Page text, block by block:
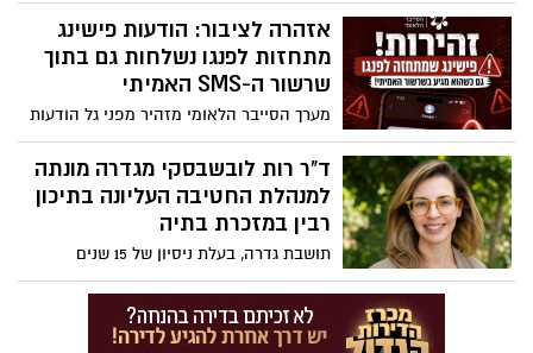
משלחת בינלאומית מיוחדת בהונגריה,
המשתתפת במחנה הקיץ של עמותת ראקוצי,
הפועלת בחסות ממשלת הונגריה
אזהרה לציבור: הודעות פישינג
מתחזות לפנגו נשלחות גם בתוך
שרשור ה-SMS האמיתי
מערך הסייבר הלאומי מזהיר מפני גל הודעות
הונאה מתוחכמות, שנשלחות לכאורה בשם
פנגו ומופיעות בתוך שרשור ההודעות האמיתי
של החברה. המטרה: לגרום למשתמשים
ללחוץ על קישור ולהעביר פרטים אישיים או
אמצעי תשלום
ד"ר רות לובשבסקי מגדרה מונתה
למנהלת החטיבה העליונה בתיכון
רבין במזכרת בתיה
תושבת גדרה, בעלת ניסיון של 15 שנים
באקדמיה ובפיתוח טכנולוגיות חינוכיות,
תעמוד מעתה בראש החטיבה העליונה
בקריית החינוך ע"ש רבין